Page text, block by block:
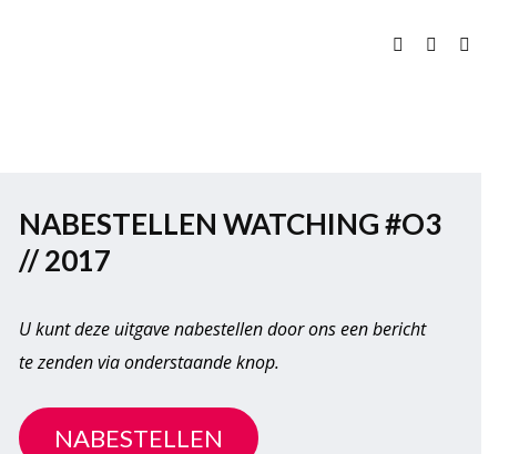
NABESTELLEN WATCHING #O3
// 2017
U kunt deze uitgave nabestellen door ons een bericht
te zenden via onderstaande knop.
NABESTELLEN